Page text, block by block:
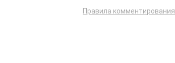
Правила комментирования